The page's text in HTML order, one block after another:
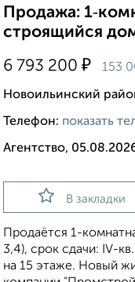
Продажа:
строящийся
6 793 200 ₽ 153
Новоильинский
Телефон: показать
Агентство,
В закладки
Продаётся 1-
3,4), срок сдачи: IV-
на 15 этаже. Новый